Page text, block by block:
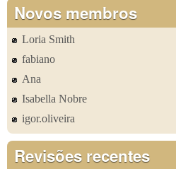
Novos membros
Loria Smith
fabiano
Ana
Isabella Nobre
igor.oliveira
Revisões recentes